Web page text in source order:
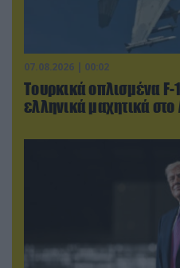
07.08.2026 | 00:02
Τουρκικά οπλισμένα
ελληνικά μαχητικά στο